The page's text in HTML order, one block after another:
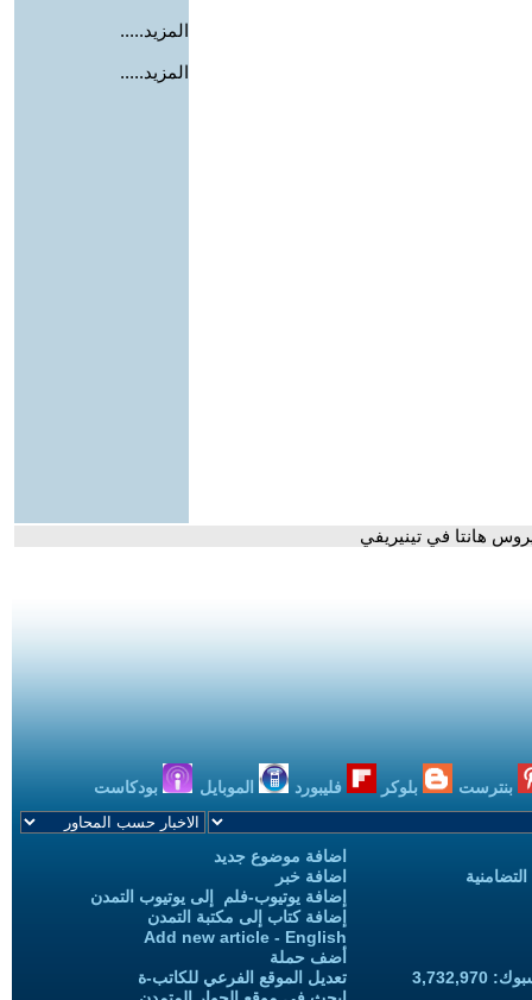
المزيد.....
المزيد.....
هانتا في تينيريفي
بنترست بلوكر فليبورد الموبايل بودكاست
اضافة موضوع جديد
اضافة خبر
إضافة يوتيوب-فلم إلى يوتيوب التمدن
إضافة كتاب إلى مكتبة التمدن
Add new article - English
أضف حملة
تعديل الموقع الفرعي للكاتب-ة